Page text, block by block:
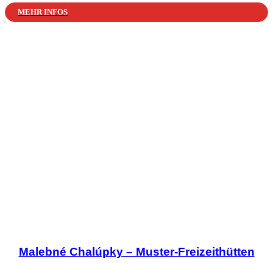
MEHR INFOS
Malebné Chalúpky – Muster-Freizeithütten